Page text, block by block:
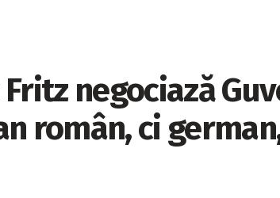
negociază
român, ci